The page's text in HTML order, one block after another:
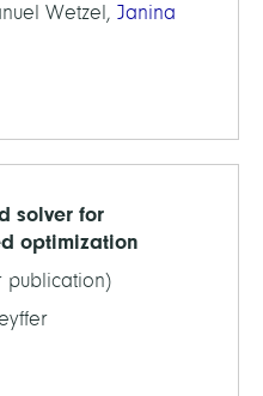
Wetzel, Janina
solver for
optimization
publication)